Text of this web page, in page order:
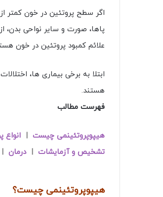
پاها، صورت و سایر نواحی بدن،
علائم کمبود پروتئین در خون
ابتلا به برخی بیماری ها،
هستند.
فهرست مطالب
هیپوپروتئینمی چیست |
تشخیص و آزمایشات | درمان |
هیپوپروتئینمی چیست؟